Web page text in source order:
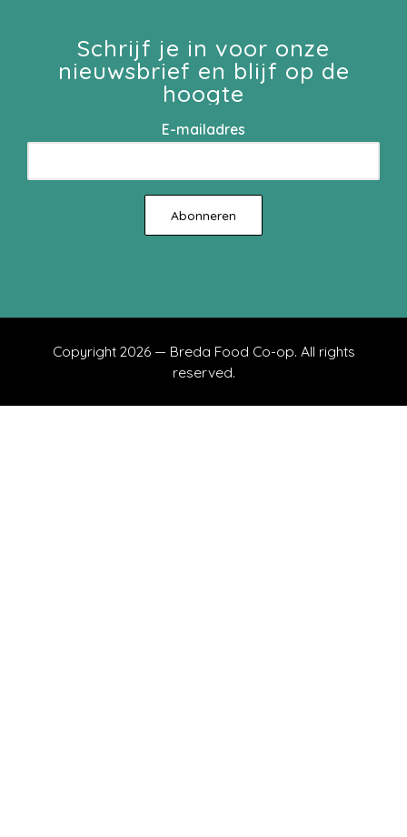
Schrijf je in voor onze
nieuwsbrief en blijf op de
hoogte
E-mailadres
Copyright 2026 — Breda Food Co-op. All rights
reserved.